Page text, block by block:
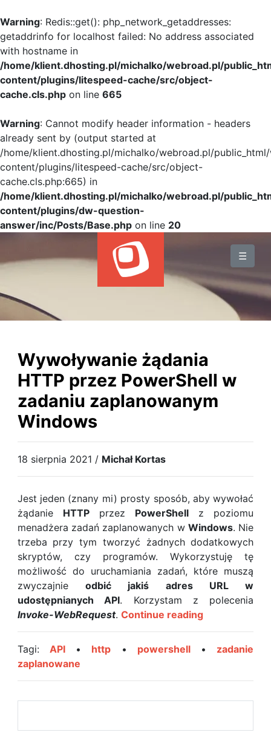
Warning: Redis::get(): php_network_getaddresses:
getaddrinfo for localhost failed: No address associated
with hostname in
/home/klient.dhosting.pl/michalko/webroad.pl/
content/plugins/litespeed-cache/src/object-
cache.cls.php on line 665
Warning: Cannot modify header information - headers
already sent by (output started at
/home/klient.dhosting.pl/michalko/webroad.pl/
content/plugins/litespeed-cache/src/object-
cache.cls.php:665) in
/home/klient.dhosting.pl/michalko/webroad.pl/
content/plugins/dw-question-
answer/inc/Posts/Base.php on line 20
☰
BLOG
WYDARZENIA
HOSTING
Wywoływanie żądania
HTTP przez PowerShell w
zadaniu zaplanowanym
Windows
18 sierpnia 2021 / Michał Kortas
Jest jeden (znany mi) prosty sposób, aby wywołać
żądanie HTTPprzez PowerShell z poziomu
menadżera zadań zaplanowanych w Windows. Nie
trzeba przy tym tworzyć żadnych dodatkowych
skryptów, czy programów. Wykorzystuję tę
możliwość do uruchamiania zadań, które muszą
zwyczajnieodbić jakiś adres URL w
udostępnianych API. Korzystam z polecenia
Invoke-WebRequest. Continue readingWywoływanie
żądania
zadaniu
Windows
Tagi: API • http • powershell• zadanie
zaplanowane